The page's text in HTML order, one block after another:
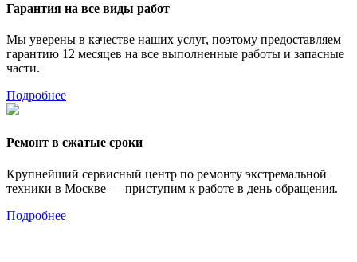
Гарантия на все виды работ
Мы уверены в качестве наших услуг, поэтому предоставляем
гарантию 12 месяцев на все выполненные работы и запасные
части.
Подробнее
Ремонт в сжатые сроки
Крупнейший сервисный центр по ремонту экстремальной
техники в Москве — приступим к работе в день обращения.
Подробнее